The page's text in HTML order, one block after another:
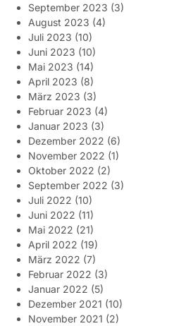
September 2023 (3)
August 2023 (4)
Juli 2023 (10)
Juni 2023 (10)
Mai 2023 (14)
April 2023 (8)
März 2023 (3)
Februar 2023 (4)
Januar 2023 (3)
Dezember 2022 (6)
November 2022 (1)
Oktober 2022 (2)
September 2022 (3)
Juli 2022 (10)
Juni 2022 (11)
Mai 2022 (21)
April 2022 (19)
März 2022 (7)
Februar 2022 (3)
Januar 2022 (5)
Dezember 2021 (10)
November 2021 (2)